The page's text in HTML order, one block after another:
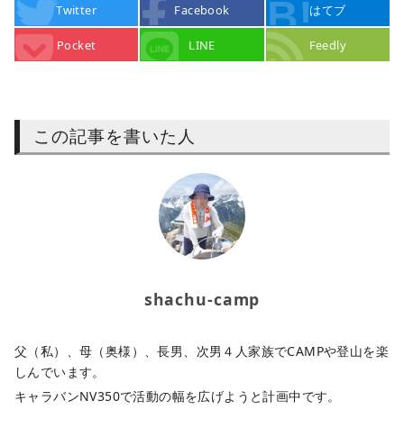
Twitter Facebook はてブ
Pocket LINE Feedly
この記事を書いた人
shachu-camp
父（私）、母（奥様）、長男、次男４人家族でCAMPや登山を楽
しんでいます。
キャラバンNV350で活動の幅を広げようと計画中です。